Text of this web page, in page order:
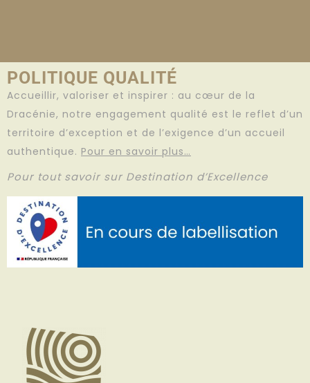
POLITIQUE QUALITÉ
Accueillir, valoriser et inspirer : au cœur de la
Dracénie, notre engagement qualité est le reflet d’un
territoire d’exception et de l’exigence d’un accueil
authentique. Pour en savoir plus…
Pour tout savoir sur Destination d’Excellence